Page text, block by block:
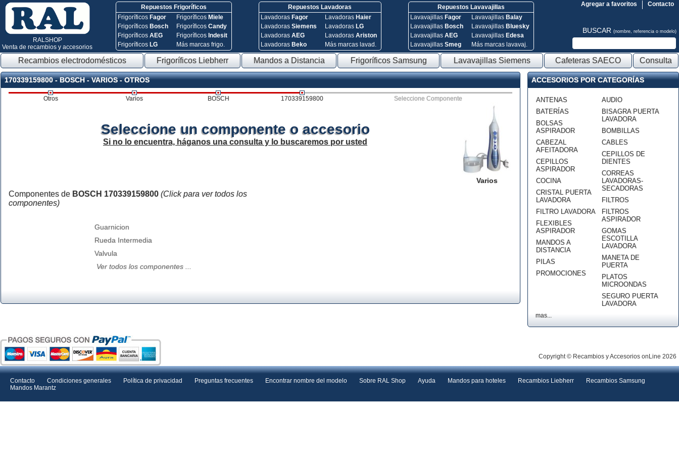
RALSHOP
Venta de recambios y accesorios
Repuestos Frigoríficos
Frigoríficos Fagor
Frigoríficos Bosch
FrigoríficosAEG
Frigoríficos LG
Frigoríficos Miele
FrigoríficosCandy
Frigoríficos Indesit
Más marcas frigo.
Repuestos Lavadoras
Lavadoras Fagor
Lavadoras Siemens
Lavadoras AEG
Lavadoras Beko
Lavadoras Haier
Lavadoras LG
Lavadoras Ariston
Más marcas lavad.
Repuestos Lavavajillas
Lavavajillas Fagor
Lavavajillas Bosch
Lavavajillas AEG
Lavavajillas Smeg
Lavavajillas Balay
Lavavajillas Bluesky
Lavavajillas Edesa
Más marcas lavavaj.
Contacto
Agregar a favoritos
BUSCAR (nombre, referencia o modelo)
Recambios electrodomésticos Frigoríficos Liebherr Mandos a Distancia Frigoríficos Samsung Lavavajillas Siemens Cafeteras SAECO Consulta
170339159800 - BOSCH - VARIOS - OTROS
Otros Varios BOSCH 170339159800 Seleccione Componente
Varios
Seleccione un componente o accesorio
Si no lo encuentra, háganos una consulta y lo buscaremos por usted
Componentes de BOSCH 170339159800 (Click para ver todos los
componentes)
Guarnicion
Rueda Intermedia
Valvula
Ver todos los componentes ...
ACCESORIOS POR CATEGORÍAS
ANTENAS
BATERÍAS
BOLSAS
ASPIRADOR
CABEZAL
AFEITADORA
CEPILLOS
ASPIRADOR
COCINA
CRISTAL PUERTA
LAVADORA
FILTRO LAVADORA
FLEXIBLES
ASPIRADOR
MANDOS A
DISTANCIA
PILAS
PROMOCIONES
AUDIO
BISAGRA PUERTA
LAVADORA
BOMBILLAS
CABLES
CEPILLOS DE
DIENTES
CORREAS
LAVADORAS-
SECADORAS
FILTROS
FILTROS
ASPIRADOR
GOMAS
ESCOTILLA
LAVADORA
MANETA DE
PUERTA
PLATOS
MICROONDAS
SEGURO PUERTA
LAVADORA
mas...
Copyright © Recambios y Accesorios onLine 2026
Contacto Condiciones generales Política de privacidad Preguntas frecuentes Encontrar nombre del modelo Sobre RAL Shop Ayuda Mandos para hoteles Recambios Liebherr
Recambios Samsung
Mandos Marantz